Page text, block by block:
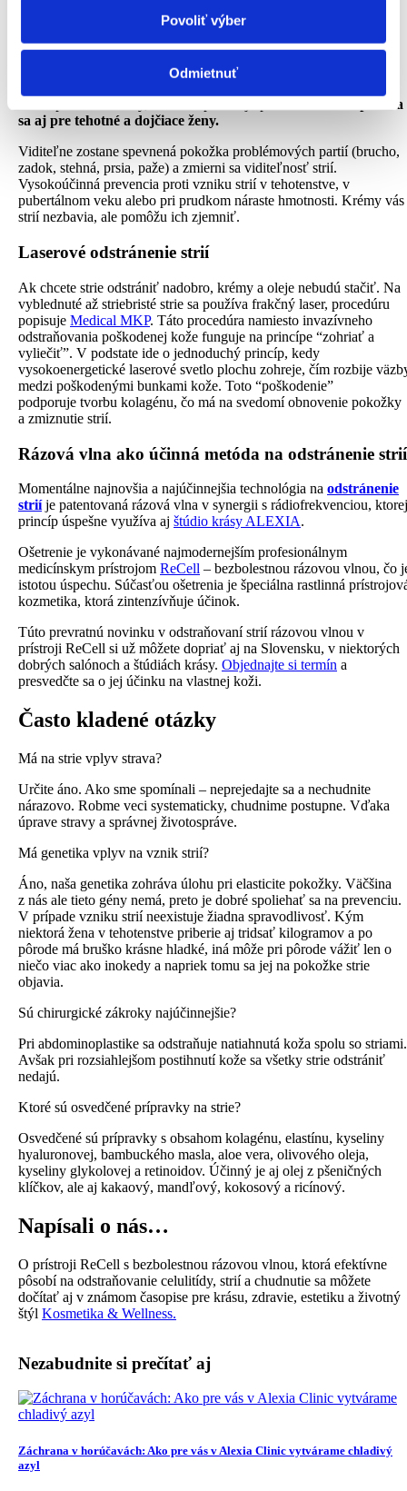
môžu príslušné informácie skombinovať s ďalšími
údajmi, ktoré ste im poskytli alebo ktoré od vás získali,
keď ste používali ich služby.
Povoliť výber
Odmietnuť
strií v súvislosti s pubertou a tehotenstvom a viditeľne znižuje
výskyt existujúcich strií. Elastín pôsobí spevňujúco na strie a
zoslabuje ich. Tiež regeneruje, vyživuje a spevňuje pokožku.
Kolagén aktívne pôsobí pri regenerácii pokožky a poskytuje
odporúča
sa aj pre tehotné a dojčiace ženy.
Viditeľne zostane spevnená pokožka problémových partií (brucho,
zadok, stehná, prsia, paže) a zmierni sa viditeľnosť strií.
Vysokoúčinná prevencia proti vzniku strií v tehotenstve, v
pubertálnom veku alebo pri prudkom náraste hmotnosti. Krémy vás
strií nezbavia, ale pomôžu ich zjemniť.
Laserové odstránenie strií
Ak chcete strie odstrániť nadobro, krémy a oleje nebudú stačiť. Na
vyblednuté až striebristé strie sa používa frakčný laser, procedúru
popisuje Medical MKP. Táto procedúra namiesto invazívneho
odstraňovania poškodenej kože funguje na princípe “zohriať a
vyliečiť”. V podstate ide o jednoduchý princíp, kedy
vysokoenergetické laserové svetlo plochu zohreje, čím rozbije
medzi poškodenými bunkami kože. Toto “poškodenie”
podporuje tvorbu kolagénu, čo má na svedomí obnovenie pokožky
a zmiznutie strií.
Rázová vlna ako účinná metóda na odstránenie strií
Momentálne najnovšia a najúčinnejšia technológia na odstránenie
striíje patentovaná rázová vlna v synergii s rádiofrekvenciou, ktorej
princíp úspešne využíva aj štúdio krásy ALEXIA.
Ošetrenie je vykonávané najmodernejším profesionálnym
medicínskym prístrojom ReCell – bezbolestnou rázovou vlnou, čo
istotou úspechu. Súčasťou ošetrenia je špeciálna rastlinná
kozmetika, ktorá zintenzívňuje účinok.
Túto prevratnú novinku v odstraňovaní strií rázovou vlnou v
prístroji ReCell si už môžete dopriať aj na Slovensku, v niektorých
dobrých salónoch a štúdiách krásy. Objednajte si termín a
presvedčte sa o jej účinku na vlastnej koži.
Často kladené otázky
Má na strie vplyv strava?
Určite áno. Ako sme spomínali – neprejedajte sa a nechudnite
nárazovo. Robme veci systematicky, chudnime postupne. Vďaka
úprave stravy a správnej životospráve.
Má genetika vplyv na vznik strií?
Áno, naša genetika zohráva úlohu pri elasticite pokožky. Väčšina
z nás ale tieto gény nemá, preto je dobré spoliehať sa na prevenciu.
V prípade vzniku strií neexistuje žiadna spravodlivosť. Kým
niektorá žena v tehotenstve priberie aj tridsať kilogramov a po
pôrode má bruško krásne hladké, iná môže pri pôrode vážiť len o
niečo viac ako inokedy a napriek tomu sa jej na pokožke strie
objavia.
Sú chirurgické zákroky najúčinnejšie?
Pri abdominoplastike sa odstraňuje natiahnutá koža spolu so striami.
Avšak pri rozsiahlejšom postihnutí kože sa všetky strie odstrániť
nedajú.
Ktoré sú osvedčené prípravky na strie?
Osvedčené sú prípravky s obsahom kolagénu, elastínu, kyseliny
hyaluronovej, bambuckého masla, aloe vera, olivového oleja,
kyseliny glykolovej a retinoidov. Účinný je aj olej z pšeničných
klíčkov, ale aj kakaový, mandľový, kokosový a ricínový.
Napísali o nás…
O prístroji ReCell s bezbolestnou rázovou vlnou, ktorá efektívne
pôsobí na odstraňovanie celulitídy, strií a chudnutie sa môžete
dočítať aj v známom časopise pre krásu, zdravie, estetiku a životný
štýl Kosmetika & Wellness.
Nezabudnite si prečítať aj
Záchrana v horúčavách: Ako pre vás v Alexia Clinic vytvárame chladivý
azyl